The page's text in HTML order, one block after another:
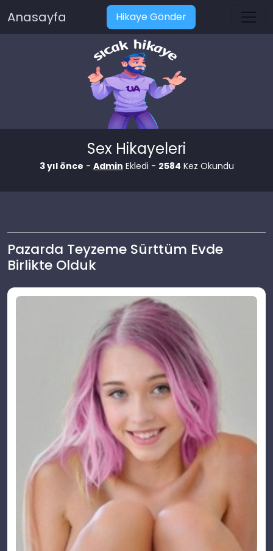
Anasayfa Hikaye Gönder
Sex Hikayeleri
3 yıl önce - Admin Ekledi - 2584 Kez Okundu
Pazarda Teyzeme Sürttüm Evde
Birlikte Olduk